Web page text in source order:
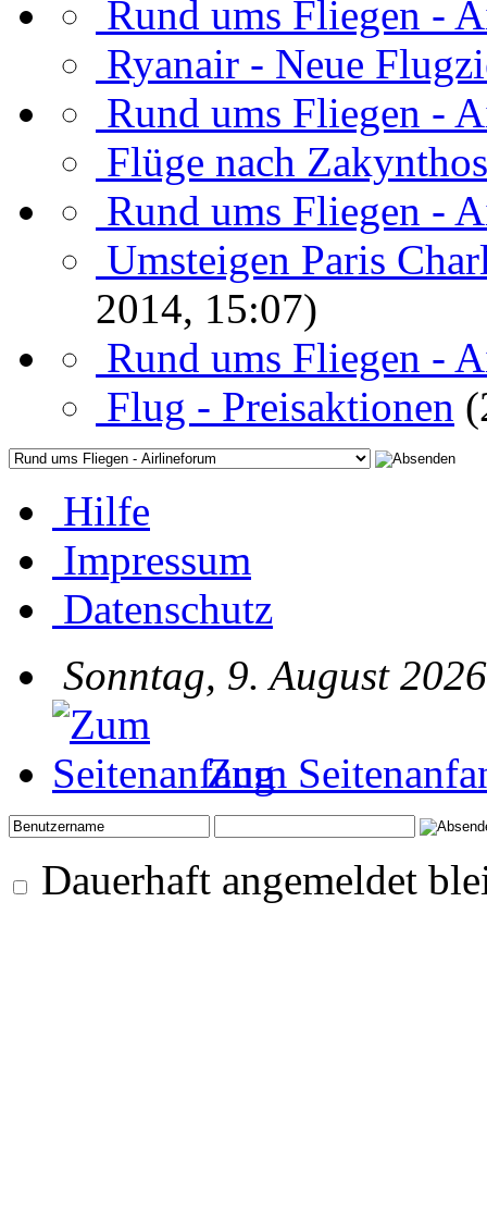
Rund ums Fliegen -
Ryanair - Neue
Rund ums Fliegen -
Flüge nach Zakynthos
Rund ums Fliegen -
Umsteigen Paris
2014, 15:07)
Rund ums Fliegen -
Flug - Preisaktionen
Hilfe
Impressum
Datenschutz
Sonntag, 9. August
Zum
Dauerhaft angemeldet